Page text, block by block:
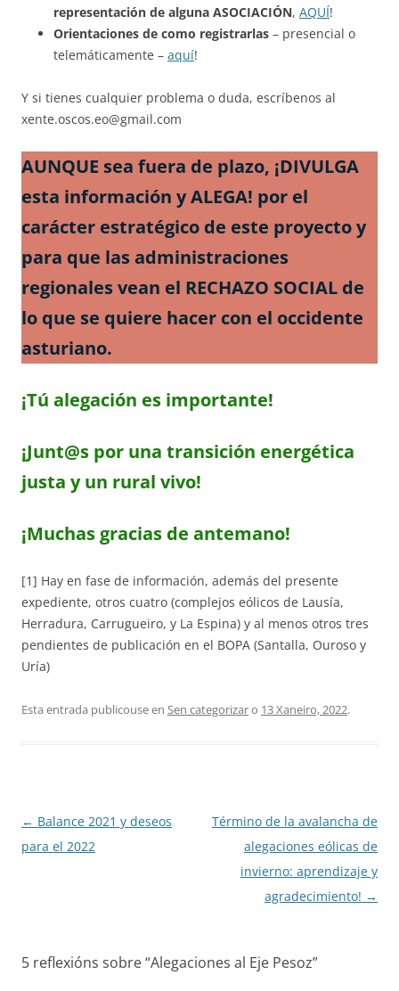
representación de alguna ASOCIACIÓN, AQUÍ!
Orientaciones de como registrarlas – presencial o
telemáticamente – aquí!
Y si tienes cualquier problema o duda, escríbenos al
xente.oscos.eo@gmail.com
AUNQUE sea fuera de plazo, ¡DIVULGA
esta información y ALEGA! por el
carácter estratégico de este proyecto y
para que las administraciones
regionales vean el RECHAZO SOCIAL de
lo que se quiere hacer con el occidente
asturiano.
¡Tú alegación es importante!
¡Junt@s por una transición energética
justa y un rural vivo!
¡Muchas gracias de antemano!
[1] Hay en fase de información, además del presente
expediente, otros cuatro (complejos eólicos de Lausía,
Herradura, Carrugueiro, y La Espina) y al menos otros tres
pendientes de publicación en el BOPA (Santalla, Ouroso y
Uría)
Esta entrada publicouse en Sen categorizaro 13 Xaneiro, 2022.
Navegación
de
← Balance 2021 y deseos
para el 2022
Término de la avalancha de
alegaciones eólicas de
invierno: aprendizaje y
agradecimiento! →
5 reflexións sobre “Alegaciones al Eje Pesoz”